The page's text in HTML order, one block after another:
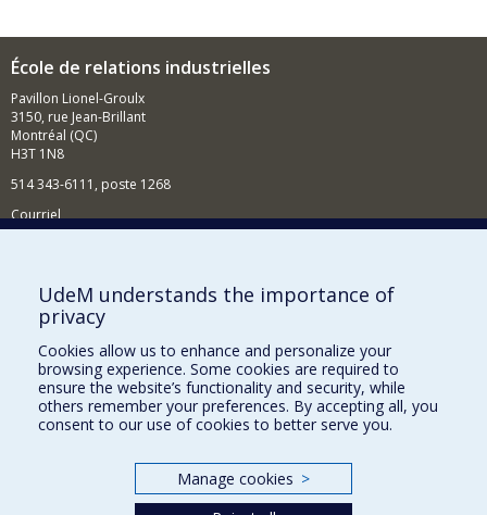
École de relations industrielles
Pavillon Lionel-Groulx
3150, rue Jean-Brillant
Montréal (QC)
H3T 1N8
514 343-6111, poste 1268
Courriel
Comment soutenir l'École?
BESOIN D'AIDE?
Plan du site
Signaler une erreur
Accessibilité
Nos départements et écoles
UdeM understands the importance of
privacy
Cookies allow us to enhance and personalize your
browsing experience. Some cookies are required to
ensure the website’s functionality and security, while
others remember your preferences. By accepting all, you
consent to our use of cookies to better serve you.
Manage cookies >